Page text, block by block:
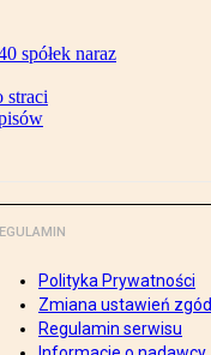
spółek naraz
straci
Polityka Prywatności
Zmiana ustawień zgód
Regulamin serwisu